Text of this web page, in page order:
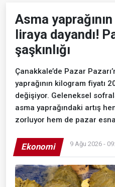
Asma
liraya dayandı!
şaşkınlığı
Çanakkale’de Pazar
yaprağının kilogram fiyatı
değişiyor. Geleneksel
asma yaprağındaki artış
zorluyor hem de pazar
Ekonomi 9 Ağu 2026 -